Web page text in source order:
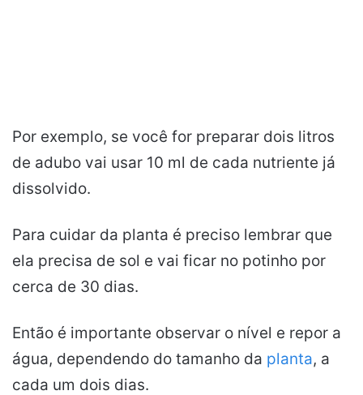
Por exemplo, se você for preparar dois litros
de adubo vai usar 10 ml de cada nutriente já
dissolvido.
Para cuidar da planta é preciso lembrar que
ela precisa de sol e vai ficar no potinho por
cerca de 30 dias.
Então é importante observar o nível e repor a
água, dependendo do tamanho da planta, a
cada um dois dias.